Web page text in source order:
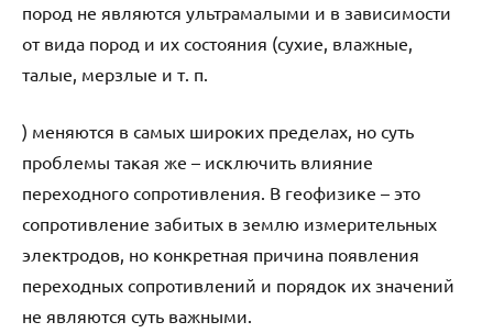
пород не являются ультрамалыми и в зависимости
от вида пород и их состояния (сухие, влажные,
талые, мерзлые и т. п.
) меняются в самых широких пределах, но суть
проблемы такая же – исключить влияние
переходного сопротивления. В геофизике – это
сопротивление забитых в землю измерительных
электродов, но конкретная причина появления
переходных сопротивлений и порядок их значений
не являются суть важными.